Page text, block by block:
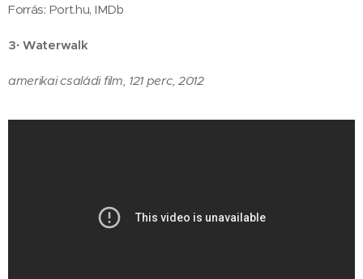
Forrás: Port.hu, IMDb
3·Waterwalk
amerikai családi film, 121 perc, 2012